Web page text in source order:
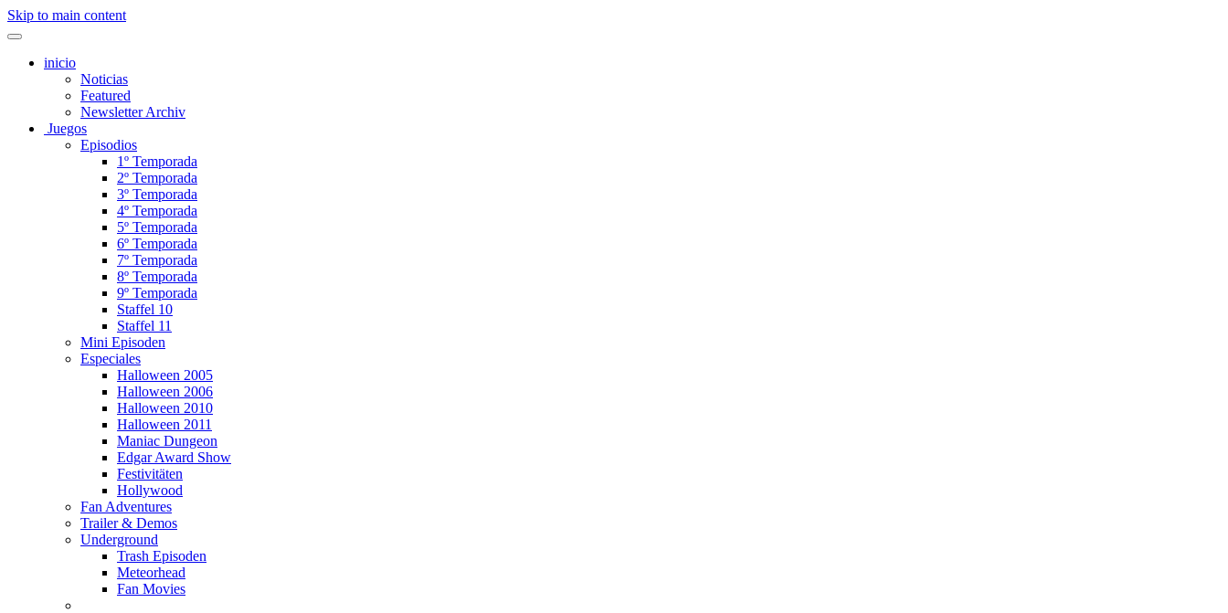
Skip to main content
inicio
Noticias
Featured
Newsletter Archiv
Juegos
Episodios
1º Temporada
2º Temporada
3º Temporada
4º Temporada
5º Temporada
6º Temporada
7º Temporada
8º Temporada
9º Temporada
Staffel 10
Staffel 11
Mini Episoden
Especiales
Halloween 2005
Halloween 2006
Halloween 2010
Halloween 2011
Maniac Dungeon
Edgar Award Show
Festivitäten
Hollywood
Fan Adventures
Trailer & Demos
Underground
Trash Episoden
Meteorhead
Fan Movies